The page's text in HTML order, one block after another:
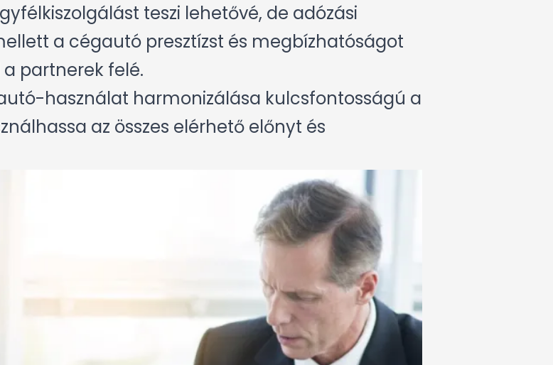
teszi lehetővé, de adózási
a cégautó presztízst és megbízhatóságot
partnerek felé.
használat harmonizálása kulcsfontosságú a
az összes elérhető előnyt és